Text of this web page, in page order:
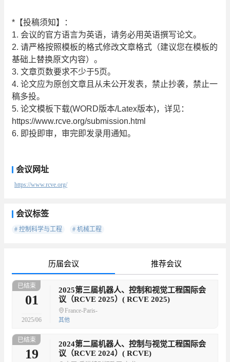
*【投稿须知】：
1. 会议的官方语言为英语，请务必用英语撰写论文。
2. 请严格按照模板的格式修改文章格式（建议您在模板的
基础上替换原文内容）。
3. 文章页数要求不少于5页。
4. 论文应为原创文章且从未公开发表，禁止抄袭，禁止一
稿多投。
5. 论文模板下载(WORD版本/Latex版本)，详见：
https://www.rcve.org/submission.html
6. 即投即审，审完即发录用通知。
会议网址
https://www.rcve.org/
会议标签
# 控制科学与工程 # 机械工程
历届会议 推荐会议
已结束
01
2025/06
2025第三届机器人、控制和视觉工程国际会
议（RCVE 2025）( RCVE 2025)
France-Paris-
其他
已结束
19
2024第二届机器人、控制与视觉工程国际会
议（RCVE 2024）( RCVE)